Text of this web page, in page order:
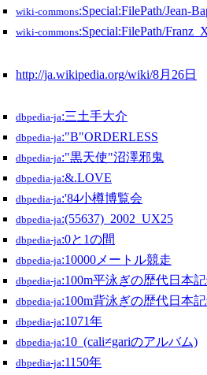
wiki-commons:Special:FilePath/Jean-
wiki-commons:Special:FilePath/
http://ja.wikipedia.org/wiki/8月26日
dbpedia-ja:三土手大介
dbpedia-ja:"B"ORDERLESS
dbpedia-ja:"黒天使"沼澤邪鬼
dbpedia-ja:&.LOVE
dbpedia-ja:'84小樽博覧会
dbpedia-ja:(55637)_2002_UX25
dbpedia-ja:0と1の間
dbpedia-ja:10000メートル競走
dbpedia-ja:100m平泳ぎの歴代日本
dbpedia-ja:100m背泳ぎの歴代日本
dbpedia-ja:1071年
dbpedia-ja:10_(cali≠gariのアルバム)
dbpedia-ja:1150年